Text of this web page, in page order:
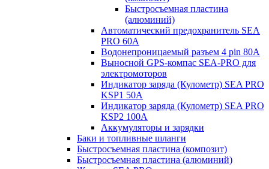
Быстросъемная пластина
(алюминий)
Автоматический предохранитель SEA
PRO 60А
Водонепроницаемый разъем 4 pin 80А
Выносной GPS-компас SEA-PRO для
электромоторов
Индикатор заряда (Кулометр) SEA PRO
KSP1 50А
Индикатор заряда (Кулометр) SEA PRO
KSP2 100А
Аккумуляторы и зарядки
Баки и топливные шланги
Быстросъемная пластина (композит)
Быстросъемная пластина (алюминий)